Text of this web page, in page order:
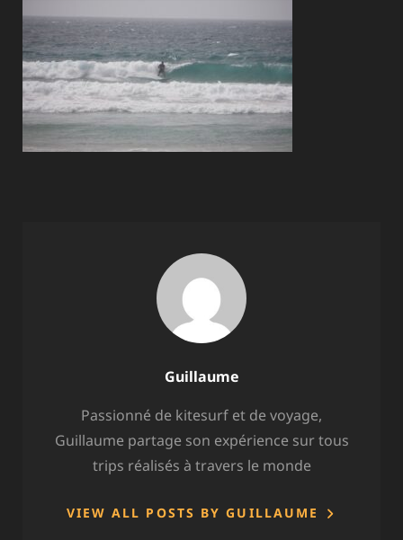
Author:
Guillaume
Passionné de kitesurf et de voyage,
Guillaume partage son expérience sur tous
trips réalisés à travers le monde
VIEW ALL POSTS BY GUILLAUME